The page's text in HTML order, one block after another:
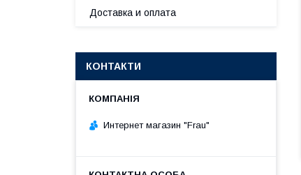
Доставка и оплата
КОНТАКТИ
Интернет магазин "Frau"